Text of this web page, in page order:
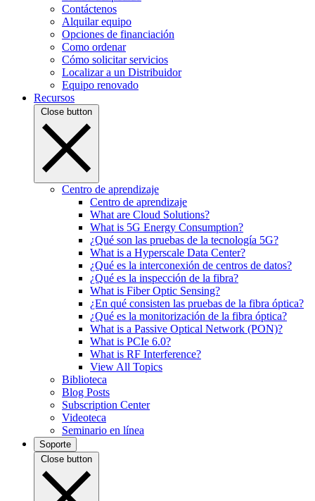
Contáctenos
Alquilar equipo
Opciones de financiación
Como ordenar
Cómo solicitar servicios
Localizar a un Distribuidor
Equipo renovado
Recursos
Close button
Centro de aprendizaje
Centro de aprendizaje
What are Cloud Solutions?
What is 5G Energy Consumption?
¿Qué son las pruebas de la tecnología 5G?
What is a Hyperscale Data Center?
¿Qué es la interconexión de centros de datos?
¿Qué es la inspección de la fibra?
What is Fiber Optic Sensing?
¿En qué consisten las pruebas de la fibra óptica?
¿Qué es la monitorización de la fibra óptica?
What is a Passive Optical Network (PON)?
What is PCIe 6.0?
What is RF Interference?
View All Topics
Biblioteca
Blog Posts
Subscription Center
Videoteca
Seminario en línea
Soporte
Close button